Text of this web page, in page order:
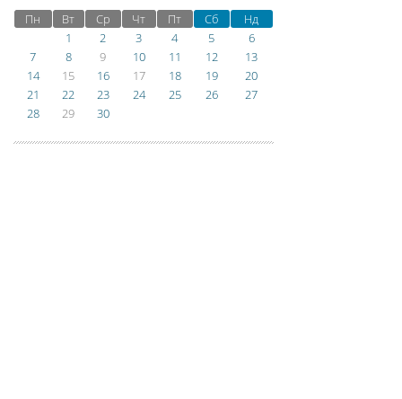
Пн Вт Ср Чт Пт Сб
Нд
1
2 3 4 5
6
7
8 9 10 11 12
13
14
15 16 17 18 19
20
21
22 23 24 25 26
27
28
29 30